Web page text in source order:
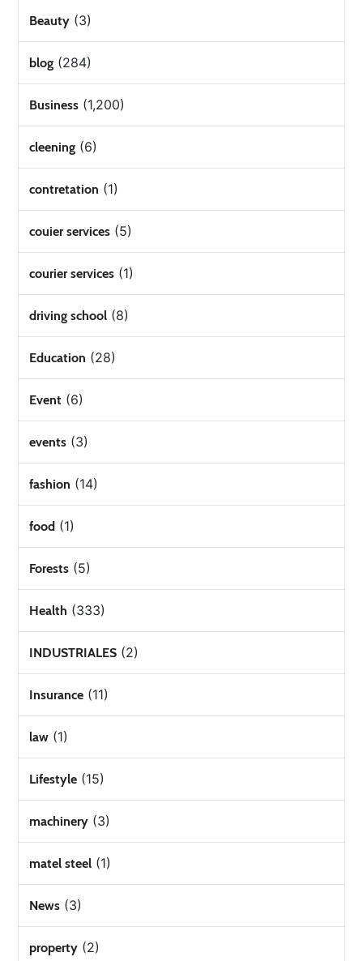
Beauty (3)
blog (284)
Business (1,200)
cleening (6)
contretation (1)
couier services (5)
courier services (1)
driving school (8)
Education (28)
Event (6)
events (3)
fashion (14)
food (1)
Forests (5)
Health (333)
INDUSTRIALES (2)
Insurance (11)
law (1)
Lifestyle (15)
machinery (3)
matel steel (1)
News (3)
property (2)